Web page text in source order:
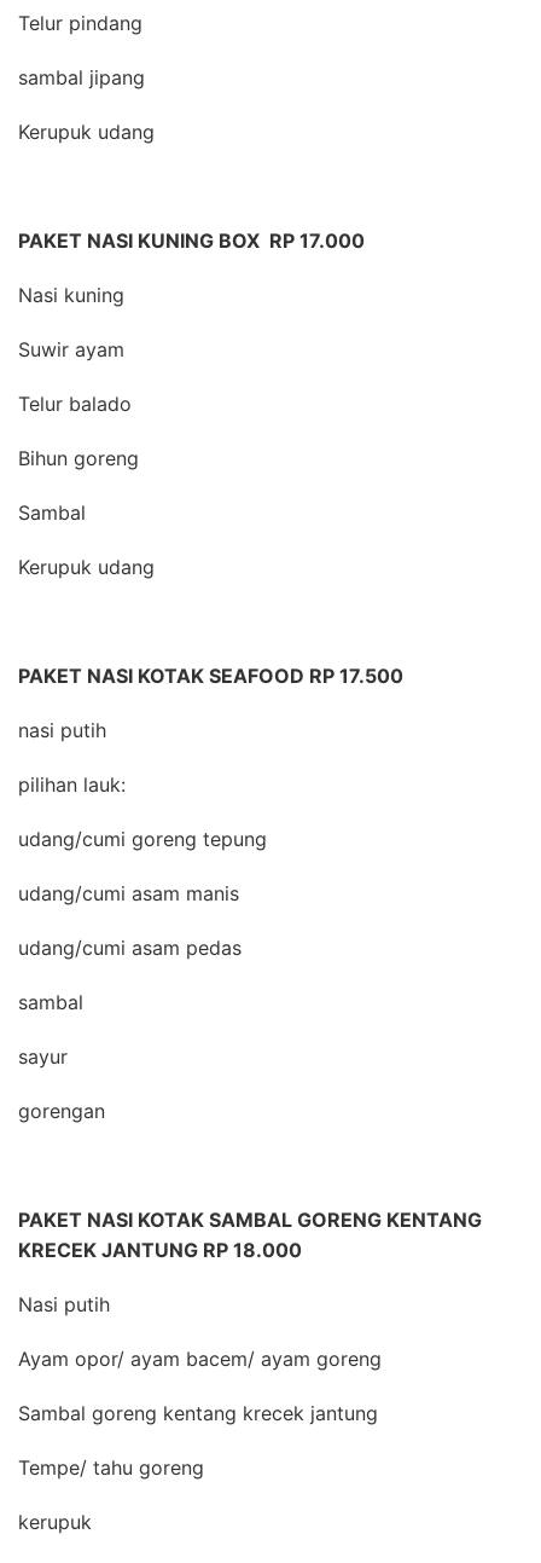
Telur pindang
sambal jipang
Kerupuk udang
PAKET NASI KUNING BOX RP 17.000
Nasi kuning
Suwir ayam
Telur balado
Bihun goreng
Sambal
Kerupuk udang
PAKET NASI KOTAK SEAFOOD RP 17.500
nasi putih
pilihan lauk:
udang/cumi goreng tepung
udang/cumi asam manis
udang/cumi asam pedas
sambal
sayur
gorengan
PAKET NASI KOTAK SAMBAL GORENG KENTANG
KRECEK JANTUNG RP 18.000
Nasi putih
Ayam opor/ ayam bacem/ ayam goreng
Sambal goreng kentang krecek jantung
Tempe/ tahu goreng
kerupuk